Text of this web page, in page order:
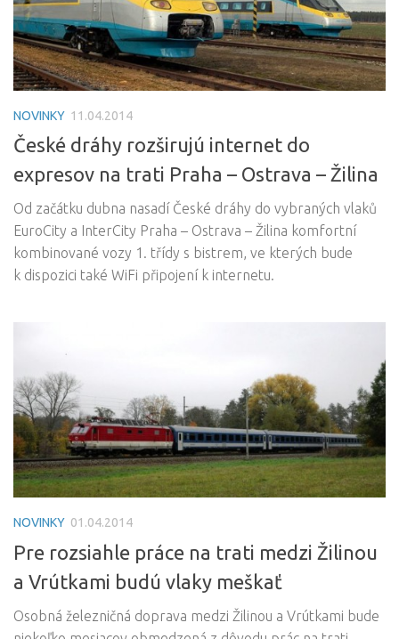
NOVINKY 11.04.2014
České dráhy rozširujú internet do
expresov na trati Praha – Ostrava – Žilina
Od začátku dubna nasadí České dráhy do vybraných vlaků
EuroCity a InterCity Praha – Ostrava – Žilina komfortní
kombinované vozy 1. třídy s bistrem, ve kterých bude
k dispozici také WiFi připojení k internetu.
NOVINKY 01.04.2014
Pre rozsiahle práce na trati medzi Žilinou
a Vrútkami budú vlaky meškať
Osobná železničná doprava medzi Žilinou a Vrútkami bude